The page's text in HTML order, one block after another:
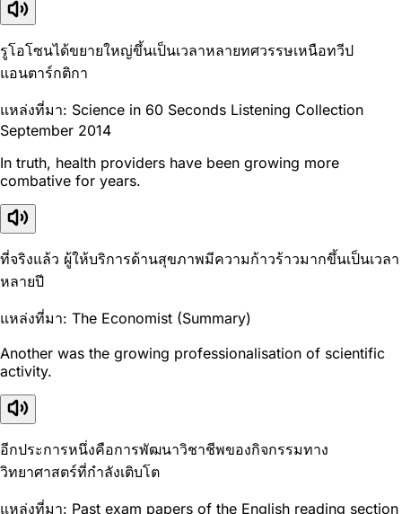
รูโอโซนได้ขยายใหญ่ขึ้นเป็นเวลาหลายทศวรรษเหนือทวีป
แอนตาร์กติกา
แหล่งที่มา: Science in 60 Seconds Listening Collection
September 2014
In truth, health providers have been growing more
combative for years.
ที่จริงแล้ว ผู้ให้บริการด้านสุขภาพมีความก้าวร้าวมากขึ้นเป็นเวลา
หลายปี
แหล่งที่มา: The Economist (Summary)
Another was the growing professionalisation of scientific
activity.
อีกประการหนึ่งคือการพัฒนาวิชาชีพของกิจกรรมทาง
วิทยาศาสตร์ที่กำลังเติบโต
แหล่งที่มา: Past exam papers of the English reading section